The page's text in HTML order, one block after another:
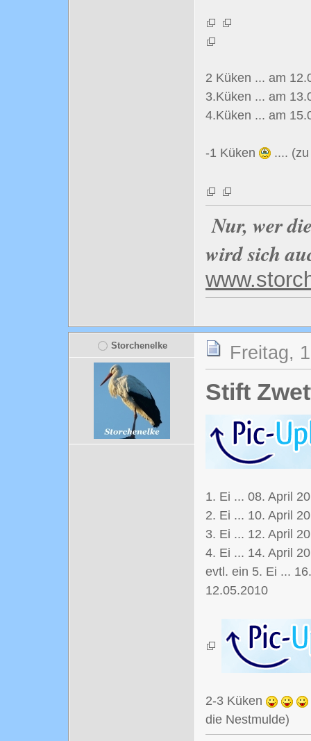
2 Küken ... am
3.Küken ... am
4.Küken ... am
-1 Küken ....
Nur, wer
wird sich
Storchenelke Freitag,
Stift
1. Ei ... 08. April
2. Ei ... 10. April
3. Ei ... 12. April
4. Ei ... 14. April
evtl. ein 5. Ei ...
12.05.2010
2-3 Küken
die Nestmulde)